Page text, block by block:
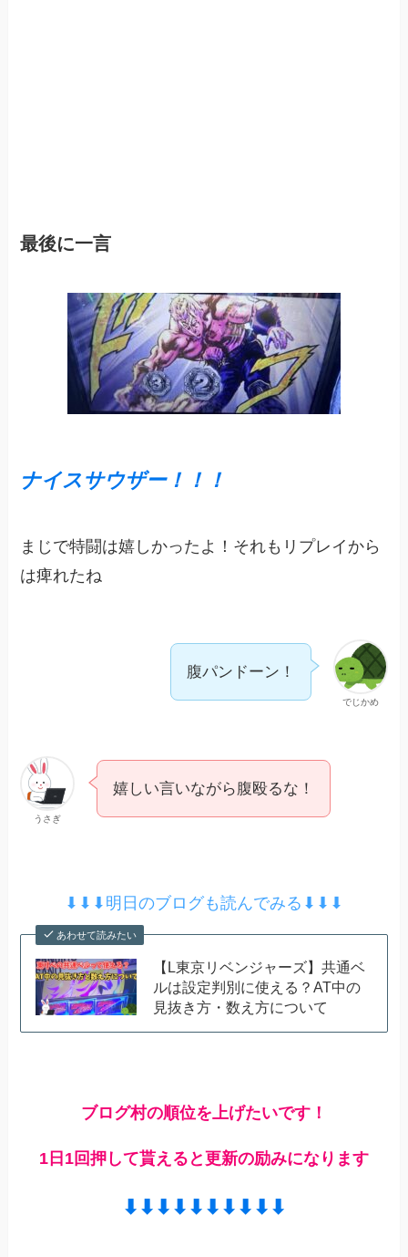
最後に一言
ナイスサウザー！！！
まじで特闘は嬉しかったよ！それもリプレイから
は痺れたね
でじかめ
腹パンドーン！
うさぎ
嬉しい言いながら腹殴るな！
⬇︎⬇︎⬇︎明日のブログも読んでみる⬇︎⬇︎⬇︎
あわせて読みたい
【L東京リベンジャーズ】共通ベ
ルは設定判別に使える？AT中の
見抜き方・数え方について
ブログ村の順位を上げたいです！
1日1回押して貰えると更新の励みになります
⬇︎⬇︎⬇︎⬇︎⬇︎⬇︎⬇︎⬇︎⬇︎⬇︎